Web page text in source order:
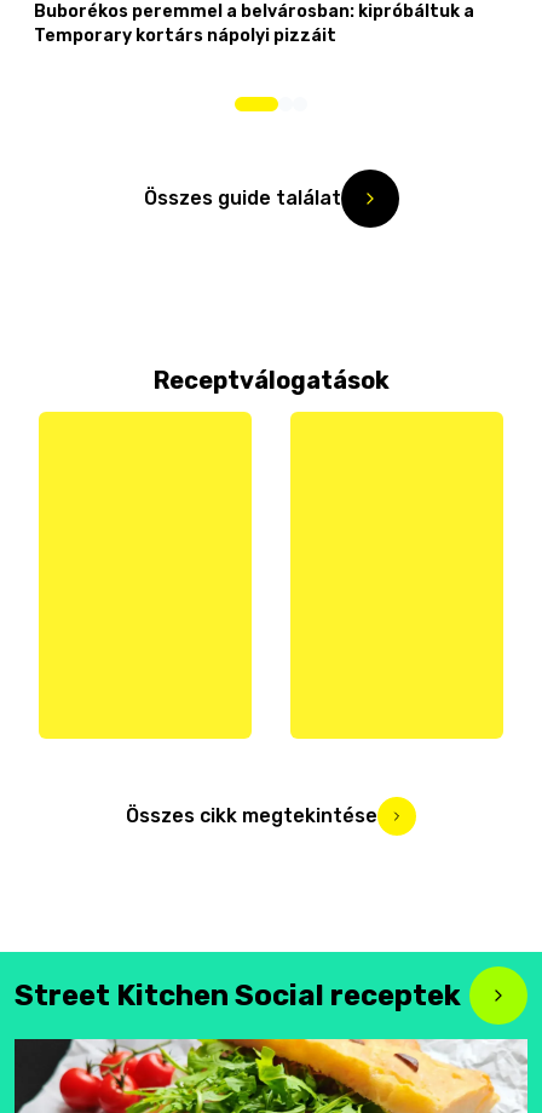
Buborékos peremmel a belvárosban: kipróbáltuk a
Temporary kortárs nápolyi pizzáit
Összes guide találat
Receptválogatások
Összes cikk megtekintése
Street Kitchen Social receptek